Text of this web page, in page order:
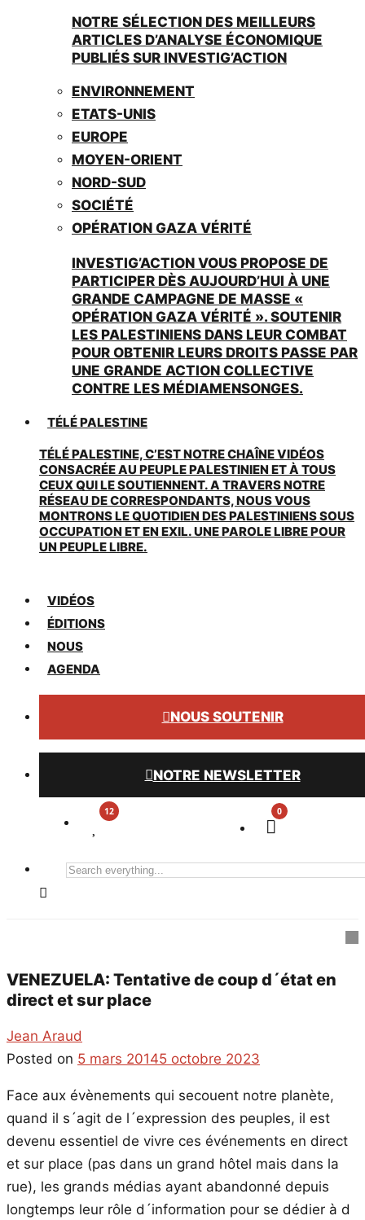
NOTRE SÉLECTION DES MEILLEURS
ARTICLES D’ANALYSE ÉCONOMIQUE
PUBLIÉS SUR INVESTIG’ACTION
ENVIRONNEMENT
ETATS-UNIS
EUROPE
MOYEN-ORIENT
NORD-SUD
SOCIÉTÉ
OPÉRATION GAZA VÉRITÉ
INVESTIG’ACTION VOUS PROPOSE DE
PARTICIPER DÈS AUJOURD’HUI À UNE
GRANDE CAMPAGNE DE MASSE «
OPÉRATION GAZA VÉRITÉ ». SOUTENIR
LES PALESTINIENS DANS LEUR COMBAT
POUR OBTENIR LEURS DROITS PASSE PAR
UNE GRANDE ACTION COLLECTIVE
CONTRE LES MÉDIAMENSONGES.
TÉLÉ PALESTINE
TÉLÉ PALESTINE, C’EST NOTRE CHAÎNE VIDÉOS
CONSACRÉE AU PEUPLE PALESTINIEN ET À TOUS
CEUX QUI LE SOUTIENNENT. A TRAVERS NOTRE
RÉSEAU DE CORRESPONDANTS, NOUS VOUS
MONTRONS LE QUOTIDIEN DES PALESTINIENS SOUS
OCCUPATION ET EN EXIL. UNE PAROLE LIBRE POUR
UN PEUPLE LIBRE.
VIDÉOS
ÉDITIONS
NOUS
AGENDA
NOUS SOUTENIR
NOTRE NEWSLETTER
0
Search
VENEZUELA: Tentative de coup d´état en
direct et sur place
Jean Araud
Posted on 5 mars 20145 octobre 2023
Face aux évènements qui secouent notre planète,
quand il s´agit de l´expression des peuples, il est
devenu essentiel de vivre ces événements en direct
et sur place (pas dans un grand hôtel mais dans la
rue), les grands médias ayant abandonné depuis
longtemps leur rôle d´information pour se dédier à d